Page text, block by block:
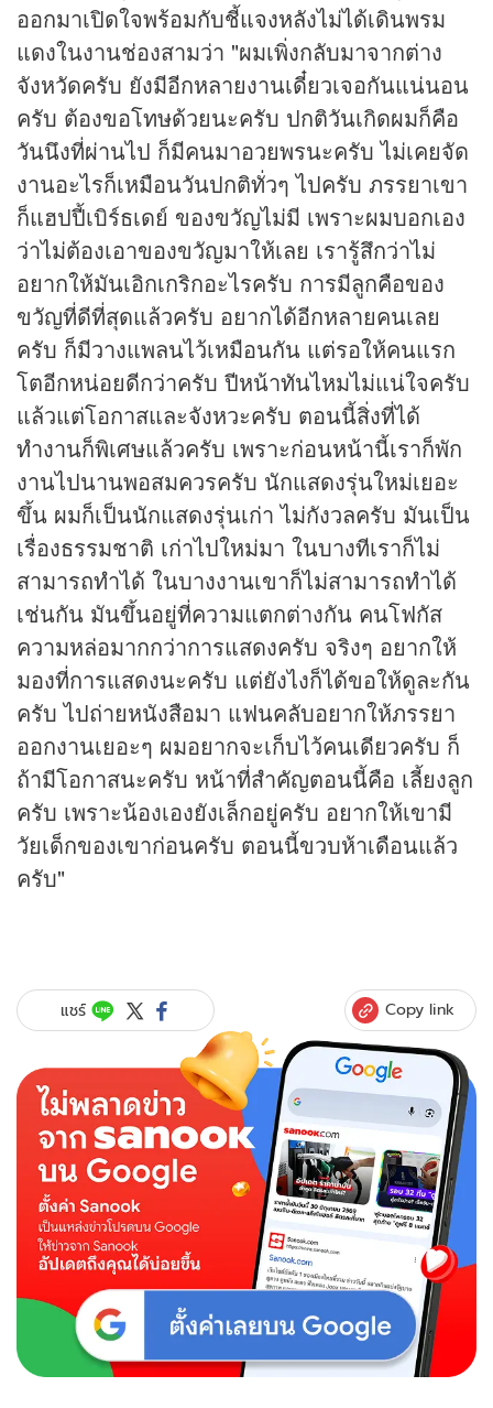
ออกมาเปิดใจพร้อมกับชี้แจงหลังไม่ได้เดินพรม
แดงในงานช่องสามว่า "ผมเพิ่งกลับมาจากต่าง
จังหวัดครับ ยังมีอีกหลายงานเดี๋ยวเจอกันแน่นอน
ครับ ต้องขอโทษด้วยนะครับ ปกติวันเกิดผมก็คือ
วันนึงที่ผ่านไป ก็มีคนมาอวยพรนะครับ ไม่เคยจัด
งานอะไรก็เหมือนวันปกติทั่วๆ ไปครับ ภรรยาเขา
ก็แฮปปี้เบิร์ธเดย์ ของขวัญไม่มี เพราะผมบอกเอง
ว่าไม่ต้องเอาของขวัญมาให้เลย เรารู้สึกว่าไม่
อยากให้มันเอิกเกริกอะไรครับ การมีลูกคือของ
ขวัญที่ดีที่สุดแล้วครับ อยากได้อีกหลายคนเลย
ครับ ก็มีวางแพลนไว้เหมือนกัน แต่รอให้คนแรก
โตอีกหน่อยดีกว่าครับ ปีหน้าทันไหมไม่แน่ใจครับ
แล้วแต่โอกาสและจังหวะครับ ตอนนี้สิ่งที่ได้
ทำงานก็พิเศษแล้วครับ เพราะก่อนหน้านี้เราก็พัก
งานไปนานพอสมควรครับ นักแสดงรุ่นใหม่เยอะ
ขึ้น ผมก็เป็นนักแสดงรุ่นเก่า ไม่กังวลครับ มันเป็น
เรื่องธรรมชาติ เก่าไปใหม่มา ในบางทีเราก็ไม่
สามารถทำได้ ในบางงานเขาก็ไม่สามารถทำได้
เช่นกัน มันขึ้นอยู่ที่ความแตกต่างกัน คนโฟกัส
ความหล่อมากกว่าการแสดงครับ จริงๆ อยากให้
มองที่การแสดงนะครับ แต่ยังไงก็ได้ขอให้ดูละกัน
ครับ ไปถ่ายหนังสือมา แฟนคลับอยากให้ภรรยา
ออกงานเยอะๆ ผมอยากจะเก็บไว้คนเดียวครับ ก็
ถ้ามีโอกาสนะครับ หน้าที่สำคัญตอนนี้คือ เลี้ยงลูก
ครับ เพราะน้องเองยังเล็กอยู่ครับ อยากให้เขามี
วัยเด็กของเขาก่อนครับ ตอนนี้ขวบห้าเดือนแล้ว
ครับ"
แชร์ Copy link